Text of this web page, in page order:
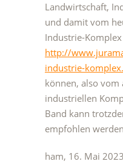
Landwirtschaft,
und damit vom
Industrie-
http://
industrie-
können, also vom
industriellen
Band kann
empfohlen
ham, 16. Mai 2023